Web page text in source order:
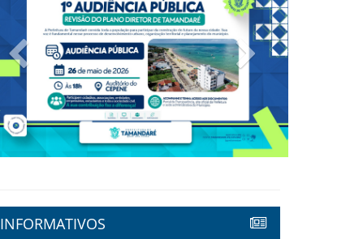
Previous Next
INFORMATIVOS